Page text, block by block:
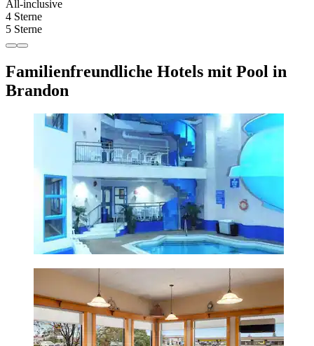
All-inclusive
4 Sterne
5 Sterne
Familienfreundliche Hotels mit Pool in
Brandon